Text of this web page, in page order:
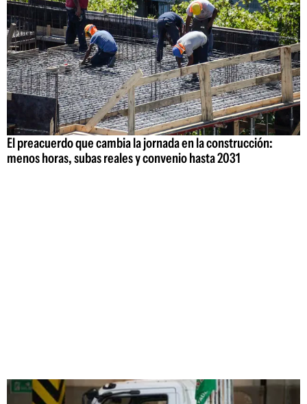
El preacuerdo que cambia la jornada en la construcción:
menos horas, subas reales y convenio hasta 2031